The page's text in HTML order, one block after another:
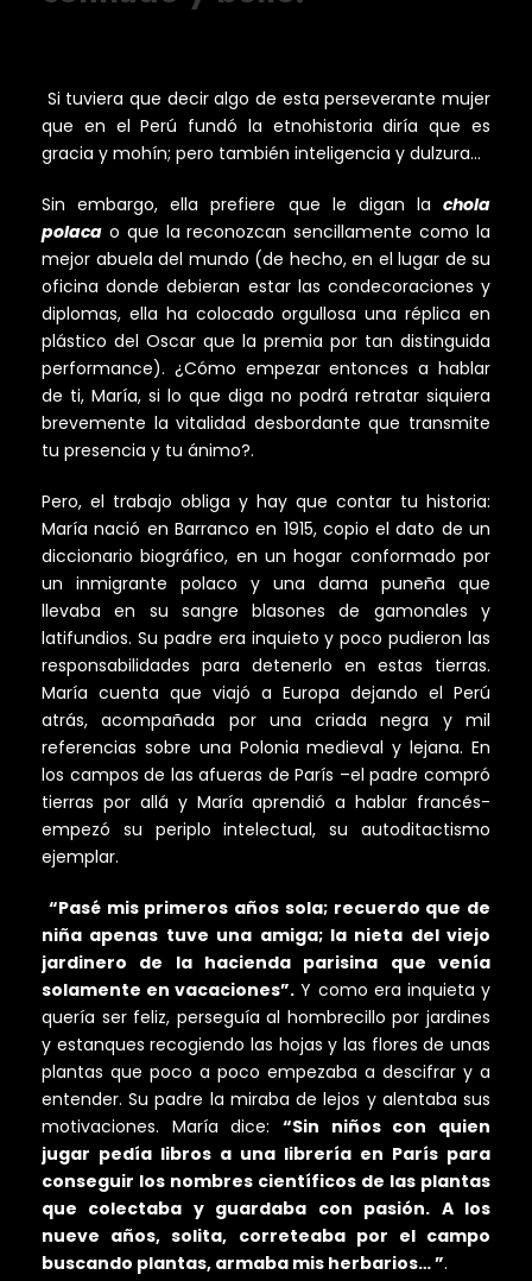
Si tuviera que decir algo de esta perseverante mujer
que en el Perú fundó la etnohistoria diría que es
gracia y mohín; pero también inteligencia y dulzura…
Sin embargo, ella prefiere que le digan la chola
polaca o que la reconozcan sencillamente como la
mejor abuela del mundo (de hecho, en el lugar de su
oficina donde debieran estar las condecoraciones y
diplomas, ella ha colocado orgullosa una réplica en
plástico del Oscar que la premia por tan distinguida
performance). ¿Cómo empezar entonces a hablar
de ti, María, si lo que diga no podrá retratar siquiera
brevemente la vitalidad desbordante que transmite
tu presencia y tu ánimo?.
Pero, el trabajo obliga y hay que contar tu historia:
María nació en Barranco en 1915, copio el dato de un
diccionario biográfico, en un hogar conformado por
un inmigrante polaco y una dama puneña que
llevaba en su sangre blasones de gamonales y
latifundios. Su padre era inquieto y poco pudieron las
responsabilidades para detenerlo en estas tierras.
María cuenta que viajó a Europa dejando el Perú
atrás, acompañada por una criada negra y mil
referencias sobre una Polonia medieval y lejana. En
los campos de las afueras de París –el padre compró
tierras por allá y María aprendió a hablar francés-
empezó su periplo intelectual, su autoditactismo
ejemplar.
“Pasé mis primeros años sola; recuerdo que de
niña apenas tuve una amiga; la nieta del viejo
jardinero de la hacienda parisina que venía
solamente en vacaciones”. Y como era inquieta y
quería ser feliz, perseguía al hombrecillo por jardines
y estanques recogiendo las hojas y las flores de unas
plantas que poco a poco empezaba a descifrar y a
entender. Su padre la miraba de lejos y alentaba sus
motivaciones. María dice: “Sin niños con quien
jugar pedía libros a una librería en París para
conseguir los nombres científicos de las plantas
que colectaba y guardaba con pasión. A los
nueve años, solita, correteaba por el campo
buscando plantas, armaba mis herbarios… ”.